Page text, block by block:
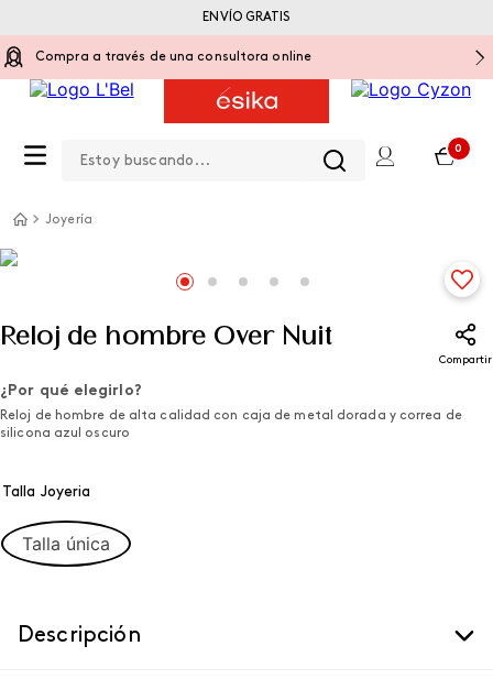
Compra a través de una consultora online
0
ENVÍO GRATIS
Joyería
Reloj de hombre Over Nuit
Compartir
¿Por qué elegirlo?
Reloj de hombre de alta calidad con caja de metal dorada y correa de
silicona azul oscuro
Talla Joyeria
Talla única
Descripción